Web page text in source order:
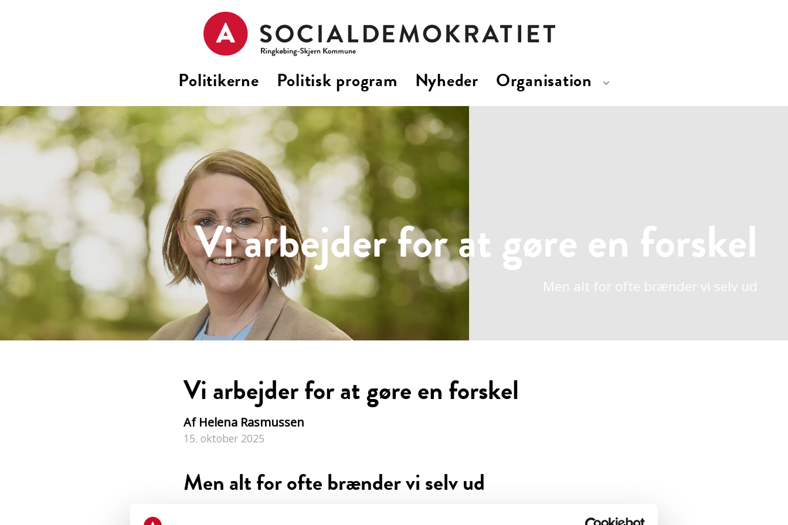
Politikerne Politisk program Nyheder Organisation
Vi arbejder for at gøre en forskel
Men alt for ofte brænder vi selv ud
Vi arbejder for at gøre en forskel
Af Helena Rasmussen
15. oktober 2025
Men alt for ofte brænder vi selv ud
Jeg mener, at vi i Ringkøbing-Skjern Kommune skal have langt større fokus